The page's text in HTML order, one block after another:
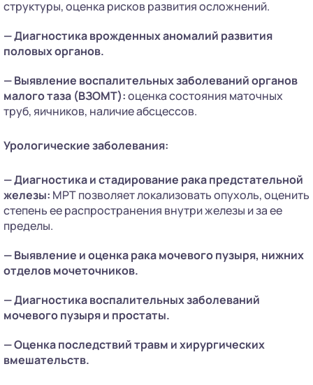
структуры, оценка рисков развития осложнений.
— Диагностика врожденных аномалий развития
половых органов.
— Выявление воспалительных заболеваний органов
малого таза (ВЗОМТ):оценка состояния маточных
труб, яичников, наличие абсцессов.
Урологические заболевания:
— Диагностика и стадирование рака предстательной
железы: МРТ позволяет локализовать опухоль, оценить
степень ее распространения внутри железы и за ее
пределы.
— Выявление и оценка рака мочевого пузыря, нижних
отделов мочеточников.
— Диагностика воспалительных заболеваний
мочевого пузыря и простаты.
— Оценка последствий травм и хирургических
вмешательств.